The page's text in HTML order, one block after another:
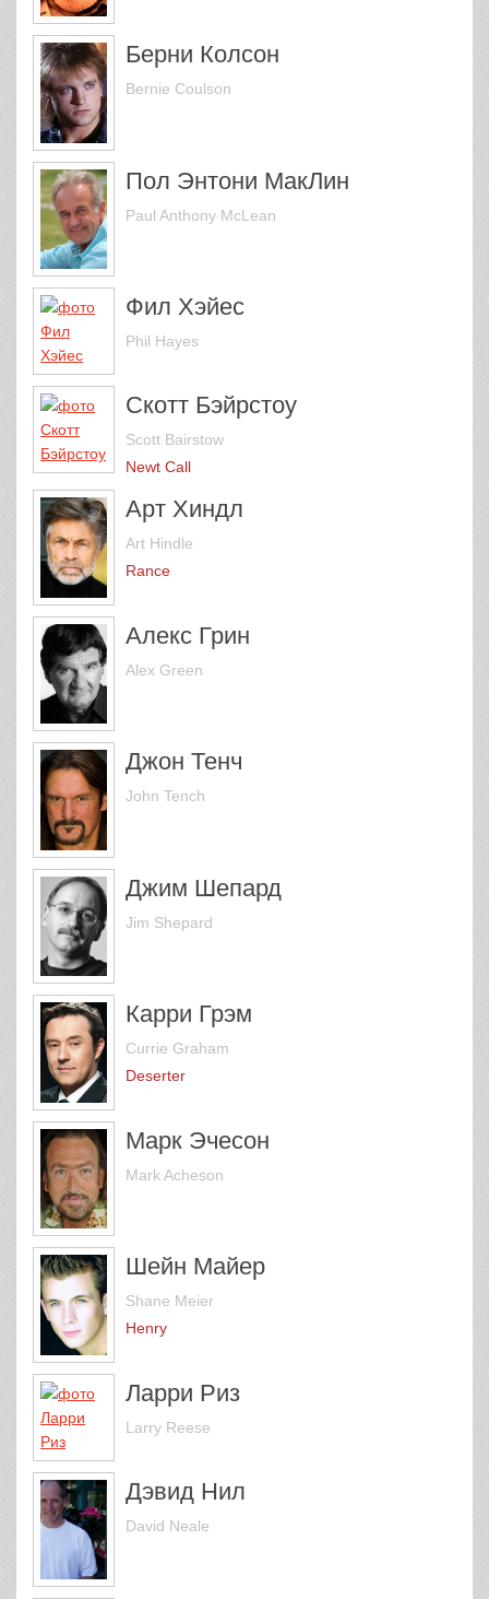
Берни Колсон
Bernie Coulson
Пол Энтони МакЛин
Paul Anthony McLean
Фил Хэйес
Phil Hayes
Скотт Бэйрстоу
Scott Bairstow
Newt Call
Арт Хиндл
Art Hindle
Rance
Алекс Грин
Alex Green
Джон Тенч
John Tench
Джим Шепард
Jim Shepard
Карри Грэм
Currie Graham
Deserter
Марк Эчесон
Mark Acheson
Шейн Майер
Shane Meier
Henry
Ларри Риз
Larry Reese
Дэвид Нил
David Neale